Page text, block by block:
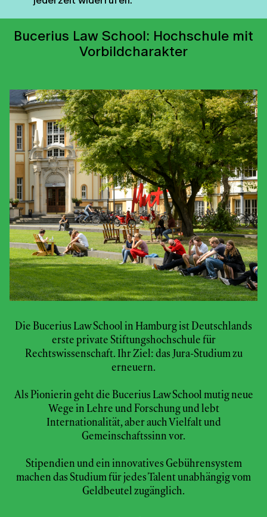
Bucerius Law School: Hochschule mit
Vorbildcharakter
Die Bucerius Law School in Hamburg ist Deutschlands
erste private Stiftungshochschule für
Rechtswissenschaft. Ihr Ziel: das Jura-Studium zu
erneuern.
Als Pionierin geht die Bucerius Law School mutig neue
Wege in Lehre und Forschung und lebt
Internationalität, aber auch Vielfalt und
Gemeinschaftssinn vor.
Stipendien und ein innovatives Gebührensystem
machen das Studium für jedes Talent unabhängig vom
Geldbeutel zugänglich.